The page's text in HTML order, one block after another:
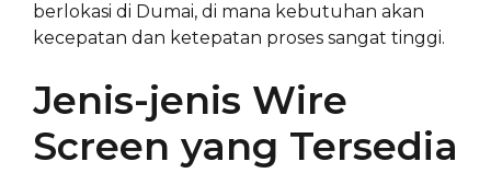
berlokasi di Dumai, di mana kebutuhan akan
kecepatan dan ketepatan proses sangat tinggi.
Jenis-jenis Wire
Screen yang Tersedia